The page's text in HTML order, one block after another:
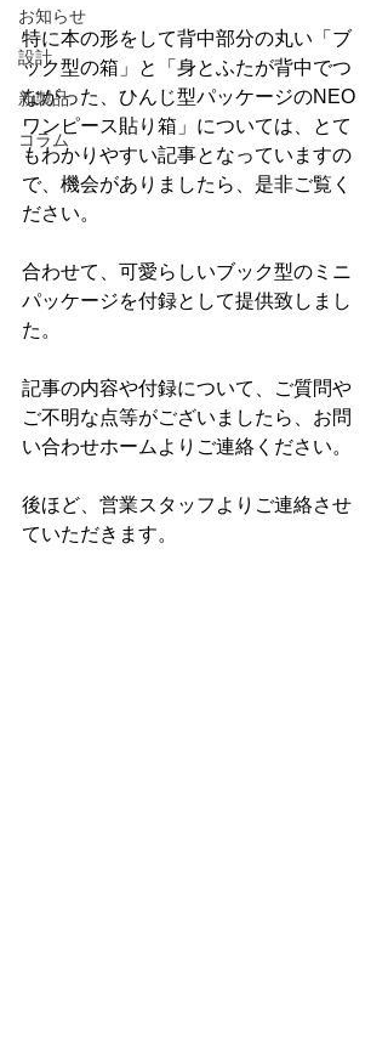
お知らせ
設計
新製品
コラム
特に本の形をして背中部分の丸い「ブ
ック型の箱」と「身とふたが背中でつ
ながった、ひんじ型パッケージのNEO
ワンピース貼り箱」については、とて
もわかりやすい記事となっていますの
で、機会がありましたら、是非ご覧く
ださい。
合わせて、可愛らしいブック型のミニ
パッケージを付録として提供致しまし
た。
記事の内容や付録について、ご質問や
ご不明な点等がございましたら、お問
い合わせホームよりご連絡ください。
後ほど、営業スタッフよりご連絡させ
ていただきます。